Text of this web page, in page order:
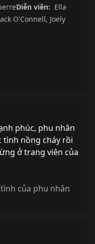
Diễn viên: Ella
O'Connell, Joely
phúc, phu nhân
tình nồng cháy rồi
ở trang viên của
của phu nhân